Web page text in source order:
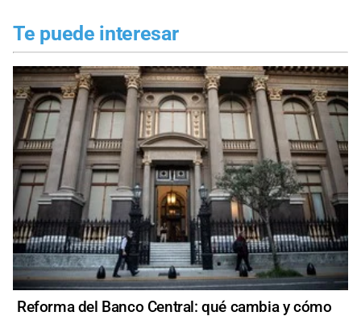
Te puede interesar
Reforma del Banco Central: qué cambia y cómo